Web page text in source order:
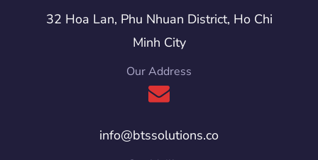
32 Hoa Lan, Phu Nhuan District, Ho Chi
Minh City
Our Address
info@btssolutions.co